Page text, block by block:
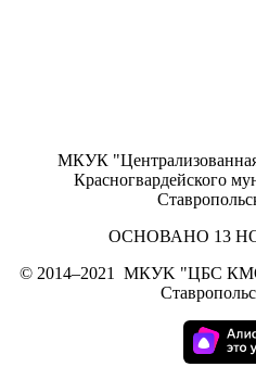
МКУК "Централизованная
Красногвардейского
ОСНОВАНО 13
© 2014–2021
МКУK "ЦБС КМО